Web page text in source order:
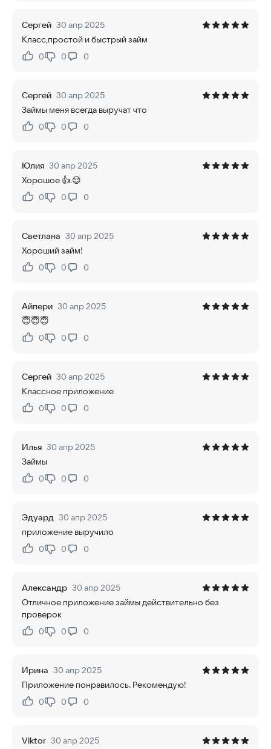
Сергей 30 апр 2025
Класс,простой и быстрый займ
Нравится:
0Не нравится:
0 0
Сергей 30 апр 2025
Займы меня всегда выручат что
Нравится:
0Не нравится:
0 0
Юлия 30 апр 2025
Хорошое 👍.😌
Нравится:
0Не нравится:
0 0
Светлана 30 апр 2025
Хороший займ!
Нравится:
0Не нравится:
0 0
Айпери 30 апр 2025
😇😇😇
Нравится:
0Не нравится:
0 0
Сергей 30 апр 2025
Классное приложение
Нравится:
0Не нравится:
0 0
Илья 30 апр 2025
Займы
Нравится:
0Не нравится:
0 0
Эдуард 30 апр 2025
приложение выручило
Нравится:
0Не нравится:
0 0
Александр 30 апр 2025
Отличное приложение займы действительно без
проверок
Нравится:
0Не нравится:
0 0
Ирина 30 апр 2025
Приложение понравилось. Рекомендую!
Нравится:
0Не нравится:
0 0
Viktor 30 апр 2025